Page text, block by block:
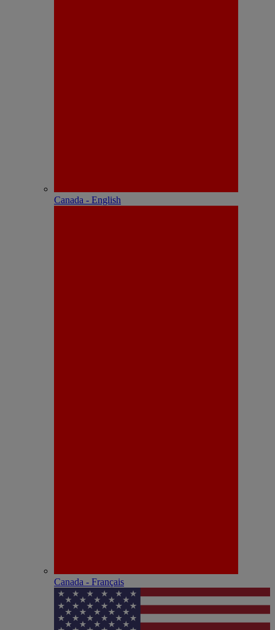
Canada - English
Canada - Français